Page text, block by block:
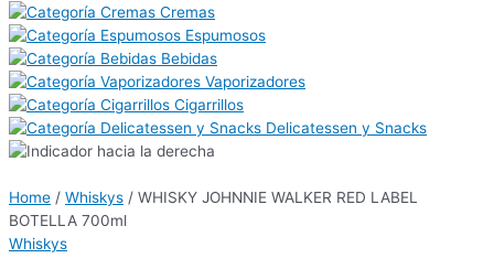
Cremas
Espumosos
Bebidas
Vaporizadores
Cigarrillos
Delicatessen y Snacks
Home / Whiskys / WHISKY JOHNNIE WALKER RED LABEL
BOTELLA 700ml
Whiskys